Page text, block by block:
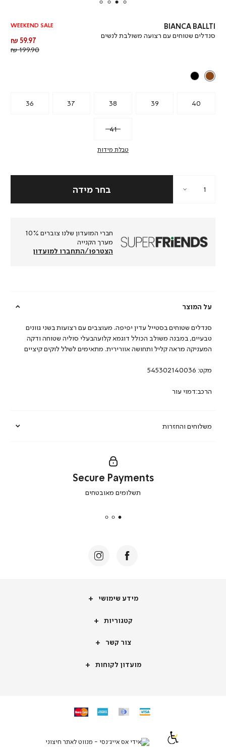
BIANCA BALLTI
סנדלים שטוחים עם רצועה משולבת לנשים
WEEKEND SALE
מחיר
מוצר
59.97 ₪
199.90 ₪
36 37 38 39 40
41
טבלת מידות
חברי המועדון שלנו צוברים 10%
מערך הקנייה
הצטרפו/התחברו למועדון
על המוצר
משלוחים והחזרות
סנדלים שטוחים בסטייל עדין יפיפה. מעוצבים עם רצועות בשני גוונים
טבעיים, במבנה משולב הכולל דוגמא קלועהבעלי סוליה שטוחה ודקה
המעניקה מראה קליל ותחושה אוורירית. מתאימים לשלל לוקים קיציים
מקט: 545302140036
הרכב:דמוי עור
secure
Secure Payments
תשלומים מאובטחים
מידע
מידע שימושי
קטגוריותקטגוריות
צור
צור קשר
מועדון
מועדון לקוחות